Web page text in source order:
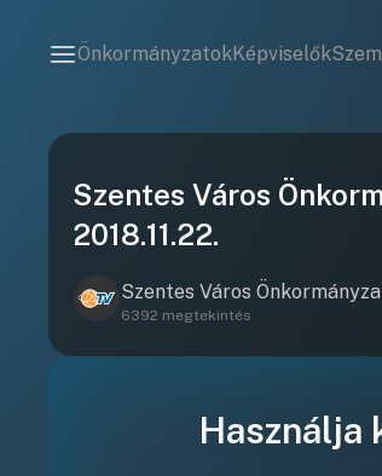
ÖnkormányzatokKépviselők
Szentes Város
2018.11.22.
Szentes Város
6392 megtekintés
Használja